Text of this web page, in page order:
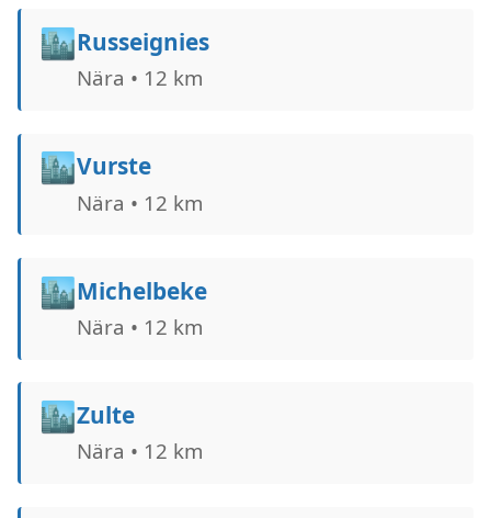
🏙️Russeignies
Nära • 12 km
🏙️Vurste
Nära • 12 km
🏙️Michelbeke
Nära • 12 km
🏙️Zulte
Nära • 12 km